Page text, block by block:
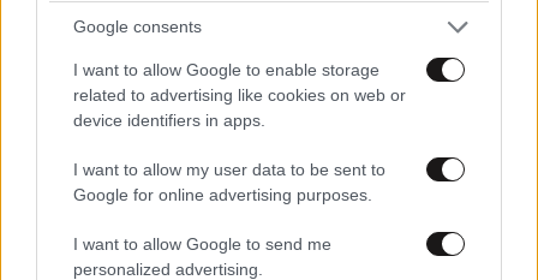
Google consents
I want to allow Google to enable storage
related to advertising like cookies on web or
device identifiers in apps.
I want to allow my user data to be sent to
Google for online advertising purposes.
I want to allow Google to send me
personalized advertising.
ΚΟΣΜΟΣ07·08·2026 23:03
Το φαραωνικών διαστάσεων κτίριο που χτίζει ο
Έλον Μασκ λέγεται Terafab και θα κοστίσει 16,8
δισ. δολάρια